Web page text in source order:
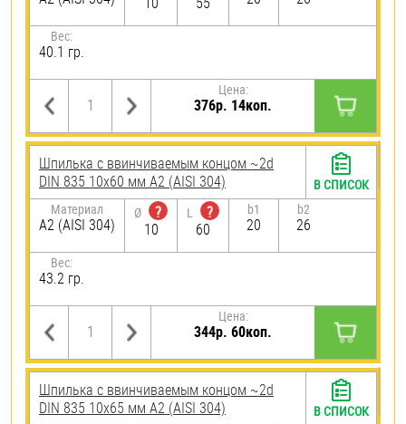
Вес:
40.1 гр.
Цена:
376р. 14коп.
Шпилька c ввинчиваемым концом ~2d
DIN 835 10х60 мм А2 (AISI 304)
Материал
А2 (AISI 304)
Ø
?
10
L
?
60
b1
20
b2
26
Вес:
43.2 гр.
Цена:
344р. 60коп.
В СПИСОК
Шпилька c ввинчиваемым концом ~2d
DIN 835 10х65 мм А2 (AISI 304)
В СПИСОК